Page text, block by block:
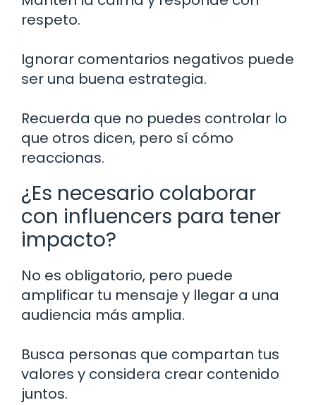
respeto.
Ignorar comentarios negativos puede
ser una buena estrategia.
Recuerda que no puedes controlar lo
que otros dicen, pero sí cómo
reaccionas.
¿Es necesario colaborar
con influencers para tener
impacto?
No es obligatorio, pero puede
amplificar tu mensaje y llegar a una
audiencia más amplia.
Busca personas que compartan tus
valores y considera crear contenido
juntos.